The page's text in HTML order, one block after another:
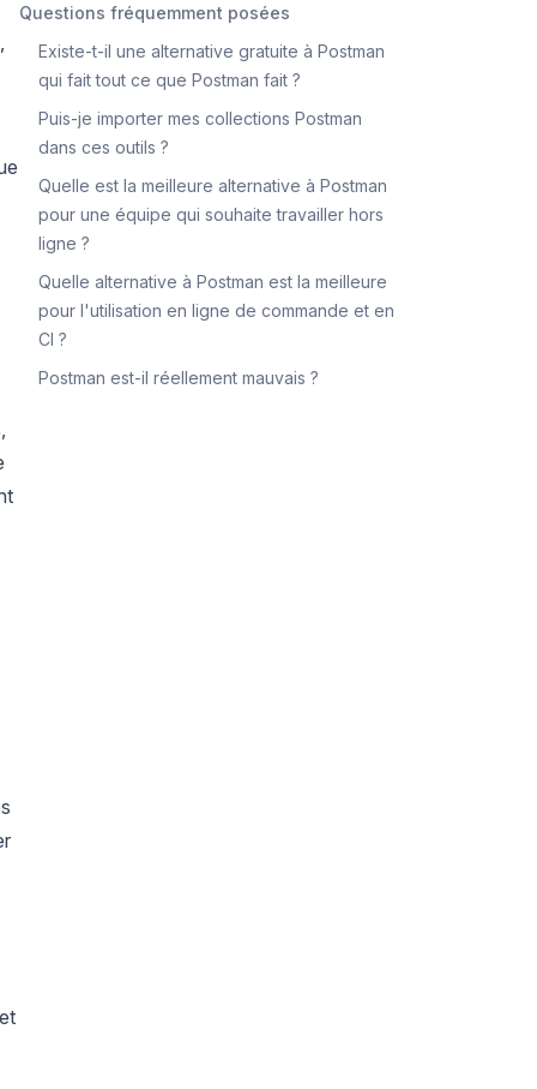
Questions fréquemment posées
Existe-t-il une alternative gratuite à Postman
qui fait tout ce que Postman fait ?
Puis-je importer mes collections Postman
dans ces outils ?
Quelle est la meilleure alternative à Postman
pour une équipe qui souhaite travailler hors
ligne ?
Quelle alternative à Postman est la meilleure
pour l'utilisation en ligne de commande et en
CI ?
Postman est-il réellement mauvais ?